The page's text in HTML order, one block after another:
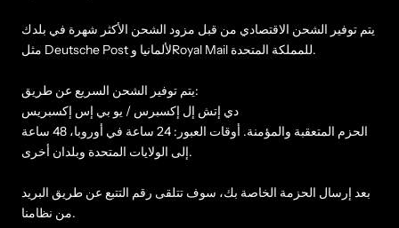
يتم توفير الشحن الاقتصادي من قبل مزود الشحن الأكثر شهرة في بلدك
مثل Deutsche Post لألمانيا وRoyal Mail للمملكة المتحدة.
يتم توفير الشحن السريع عن طريق:
دي إتش إل إكسبرس / يو بي إس إكسبريس
الحزم المتعقبة والمؤمنة. أوقات العبور: 24 ساعة في أوروبا، 48 ساعة
إلى الولايات المتحدة وبلدان أخرى.
بعد إرسال الحزمة الخاصة بك، سوف تتلقى رقم التتبع عن طريق البريد
من نظامنا.